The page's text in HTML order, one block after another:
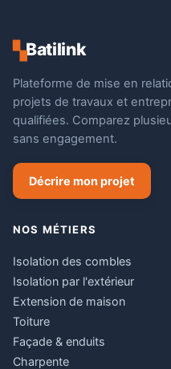
▚Batilink
Plateforme de mise en
projets de travaux et
qualifiées. Comparez
sans engagement.
Décrire mon projet
NOS MÉTIERS
Isolation des combles
Isolation par l'extérieur
Extension de maison
Toiture
Façade & enduits
Charpente